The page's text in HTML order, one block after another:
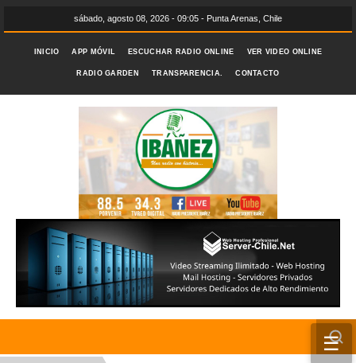
sábado, agosto 08, 2026 - 09:05 - Punta Arenas, Chile
INICIO APP MÓVIL ESCUCHAR RADIO ONLINE VER VIDEO ONLINE
RADIO GARDEN TRANSPARENCIA. CONTACTO
☰
INICIO